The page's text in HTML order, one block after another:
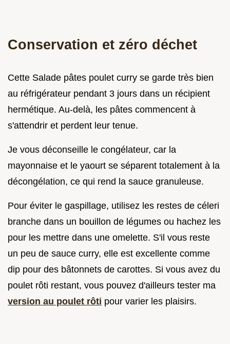
Conservation et zéro déchet
Cette Salade pâtes poulet curry se garde très bien
au réfrigérateur pendant 3 jours dans un récipient
hermétique. Au-delà, les pâtes commencent à
s'attendrir et perdent leur tenue.
Je vous déconseille le congélateur, car la
mayonnaise et le yaourt se séparent totalement à la
décongélation, ce qui rend la sauce granuleuse.
Pour éviter le gaspillage, utilisez les restes de céleri
branche dans un bouillon de légumes ou hachez les
pour les mettre dans une omelette. S'il vous reste
un peu de sauce curry, elle est excellente comme
dip pour des bâtonnets de carottes. Si vous avez du
poulet rôti restant, vous pouvez d'ailleurs tester ma
version au poulet rôti pour varier les plaisirs.